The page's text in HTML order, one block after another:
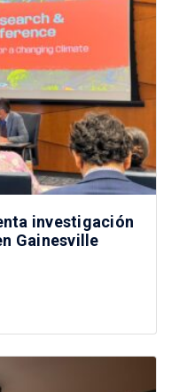
investigación
Gainesville